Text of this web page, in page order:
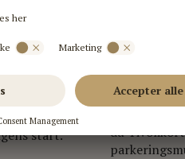
start.
OVERSIGT
Tivoli ligger
Find mere
du